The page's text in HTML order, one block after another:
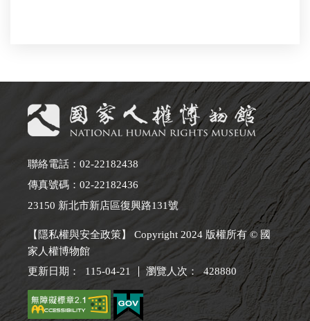
聯絡電話：02-22182438
傳真號碼：02-22182436
23150 新北市新店區復興路131號
【隱私權與安全政策】 Copyright 2024 版權所有 © 國
家人權博物館
更新日期：
115-04-21 瀏覽人次： 428880